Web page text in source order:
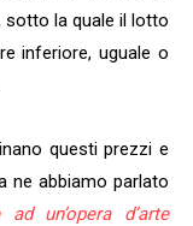
la quale il lotto
inferiore, uguale o
questi prezzi e
ne abbiamo parlato
un’opera d’arte